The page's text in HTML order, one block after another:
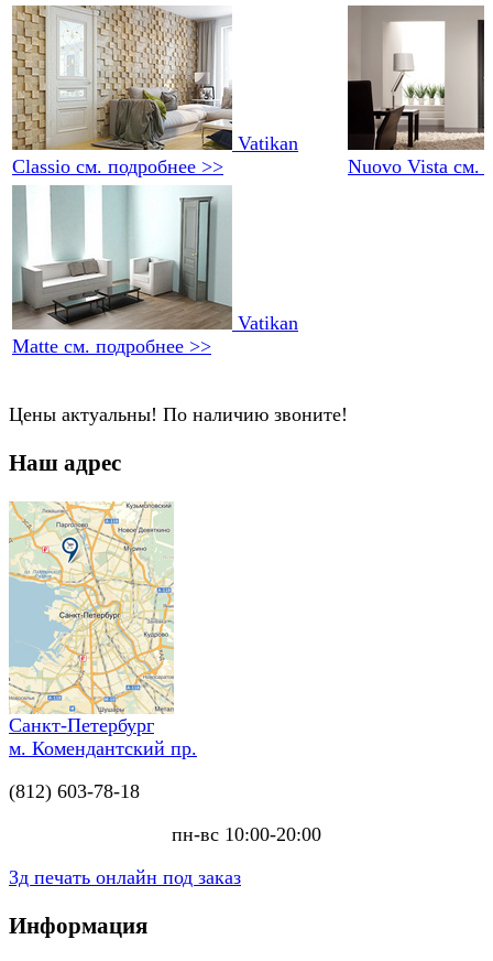
Vatikan
Classio см. подробнее >> Nuovo Vista см.
Vatikan
Matte см. подробнее >>
Цены актуальны! По наличию звоните!
Наш адрес
Санкт-Петербург
м. Комендантский пр.
(812) 603-78-18
пн-вс 10:00-20:00
3д печать онлайн под заказ
Информация